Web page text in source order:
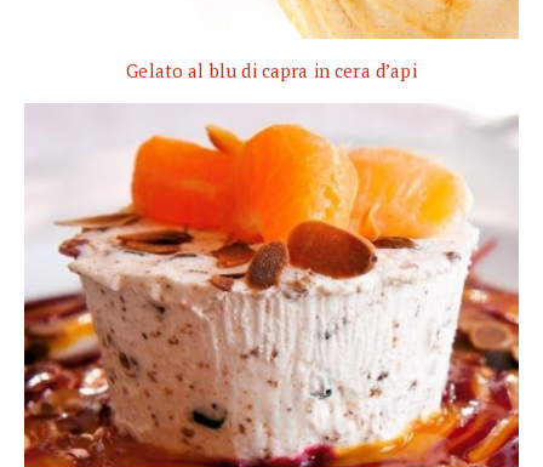
Gelato al blu di capra in cera d’api